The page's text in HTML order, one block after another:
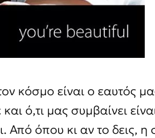
κόσμο είναι ο εαυτός
ό,τι μας συμβαίνει
όπου κι αν το δεις, η